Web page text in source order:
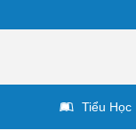
Tiểu Học